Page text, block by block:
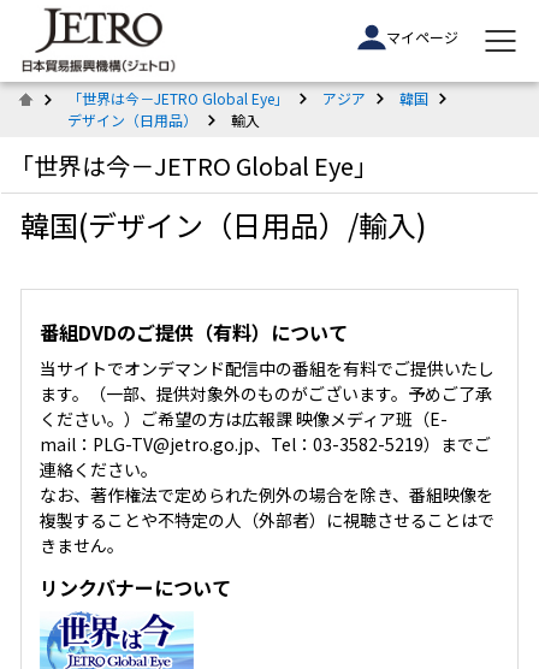
マイページ
「世界は今－JETRO Global Eye」 アジア
韓国
デザイン（日用品）
輸入
「世界は今－JETRO Global Eye」
韓国(デザイン（日用品）/輸入)
番組DVDのご提供（有料）について
当サイトでオンデマンド配信中の番組を有料でご提供いたし
ます。（一部、提供対象外のものがございます。予めご了承
ください。）ご希望の方は広報課 映像メディア班（E-
mail：PLG-TV@jetro.go.jp、Tel：03-3582-5219）までご
連絡ください。
なお、著作権法で定められた例外の場合を除き、番組映像を
複製することや不特定の人（外部者）に視聴させることはで
きません。
リンクバナーについて